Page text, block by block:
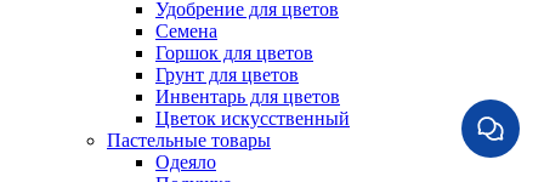
Удобрение для цветов
Семена
Горшок для цветов
Грунт для цветов
Инвентарь для цветов
Цветок искусственный
Пастельные товары
Одеяло